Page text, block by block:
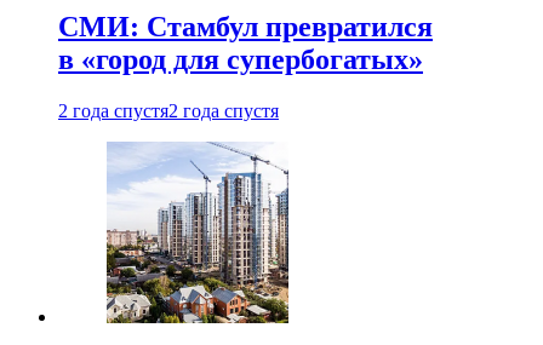
СМИ: Стамбул превратился
в «город для супербогатых»
2 года спустя2 года спустя